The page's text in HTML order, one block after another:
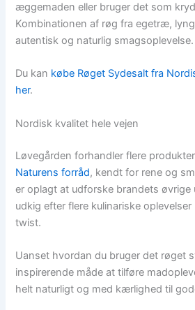
æggemaden eller bruger det som
Kombinationen af røg fra egetræ,
autentisk og naturlig smagsoplevelse.
Du kan købe Røget Sydesalt fra
her.
Nordisk kvalitet hele vejen
Løvegården forhandler flere
Naturens forråd, kendt for rene og
er oplagt at udforske brandets øvrige
udkig efter flere kulinariske
twist.
Uanset hvordan du bruger det røget
inspirerende måde at tilføre
helt naturligt og med kærlighed til